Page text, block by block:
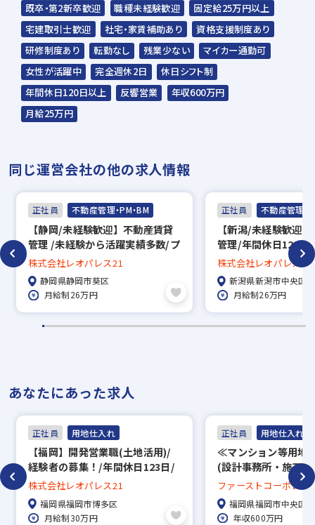
担当：スラッシュ株式会社
本社：東京都港区赤坂2-15-16 赤坂ふく
源ビル7F
▼
面接（オンライン面接可）
▼
※入社時期は相談に応じます。
※現在、在職中の方も積極的にご応募くださ
い。応募の秘密は厳守いたします。
既卒・第2新卒歓迎
職種未経験歓迎
固定給25万円以上
宅建取引士歓迎
社宅・家賃補助あり
資格支援制度あり
研修制度あり
転勤なし 残業少ない
マイカー通勤可
女性が活躍中
完全週休2日
休日シフト制
年間休日120日以上
反響営業
年収600万円
月給25万円
同じ運営会社の他の求人情報
正社員 不動産管理・PM・BM
【静岡/未経験歓迎】不動産賃貸
管理 /未経験から活躍実績多数/プ
ライム上場/駅徒歩4分
株式会社レオパレス21
静岡県静岡市葵区
月給制26万円
正社員 不動産管理・
【新潟/未経験歓迎
管理/年間休日123日
実◎/プライム市場★
4,000名の大手企業
働きやすい環境
株式会社レオパレス21
新潟県新潟市中央区
月給制26万円
あなたにあった求人
正社員 用地仕入れ
【福岡】開発営業職(土地活用)/
経験者の募集！/年間休日123日/
福利厚生充実◎/プライム市場★
全国で約4,000名の大手企業★残
業少なく働きやすい環境
株式会社レオパレス21
福岡県福岡市博多区
月給制30万円
正社員 用地仕入れ
≪マンション等用地
(設計事務所・施工
迎)≫スタンダード上
日/完全週休2日制/転
ファーストコーポレー
社 福岡県福岡市中央区
年収600万円